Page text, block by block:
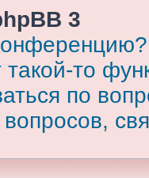
3
то
по